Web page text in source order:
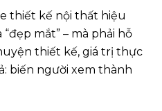
thiết kế nội thất hiệu
mắt” – mà phải hỗ
thiết kế, giá trị thực
biến người xem thành